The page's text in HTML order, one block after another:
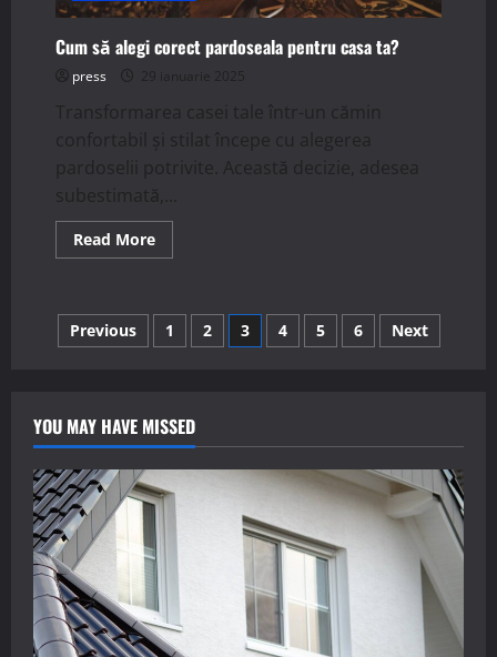
Cum să alegi corect pardoseala pentru casa ta?
press 29 ianuarie 2025
Transformarea casei tale într-un cămin
confortabil și stilat începe cu alegerea
pardoselii potrivite. Această decizie, adesea
subestimată,...
Read MoreRead
more
alegi
corect
pardoseala
Paginație
Previous 1 2 3 4 5 6 Next
YOU MAY HAVE MISSED